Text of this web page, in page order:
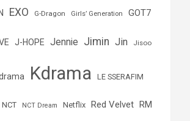
EXO G-Dragon Girls’ Generation GOT7
J-HOPE Jennie Jimin Jin Jisoo
Kdrama LE SSERAFIM
NCT NCT Dream Netflix Red Velvet RM